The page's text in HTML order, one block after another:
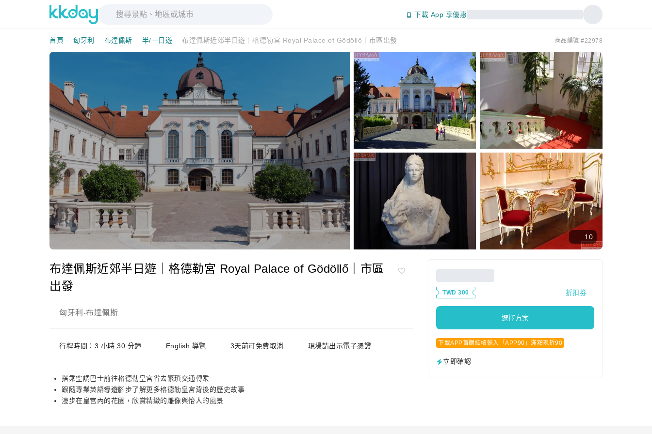
下載 App 享優惠
首頁 匈牙利 布達佩斯 半/一日遊 布達佩斯近郊半日遊｜格德勒宮 Royal Palace of Gödöllő｜市區出發 商品編號 #22978
10
布達佩斯近郊半日遊｜格德勒宮 Royal Palace of Gödöllő｜市區
出發
匈牙利 -布達佩斯
行程時間：3 小時 30 分鐘 English 導覽 3天前可免費取消 現場請出示電子憑證
搭乘空調巴士前往格德勒皇宮省去繁瑣交通轉乘
跟隨專業英語導遊腳步了解更多格德勒皇宮背後的歷史故事
漫步在皇宮內的花園，欣賞精緻的雕像與怡人的風景
TWD 300 折扣券
選擇方案
下載APP首購結帳輸入「APP90」滿額現折90
立即確認